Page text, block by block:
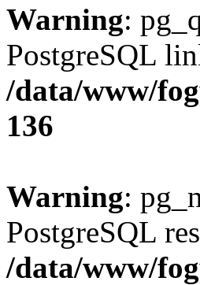
Warning:
PostgreSQL
/data/www/
136
Warning:
PostgreSQL
/data/www/